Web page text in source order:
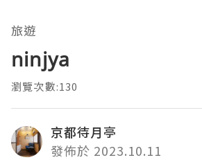
旅遊
ninjya
瀏覽次數:130
京都待月亭
發佈於 2023.10.11